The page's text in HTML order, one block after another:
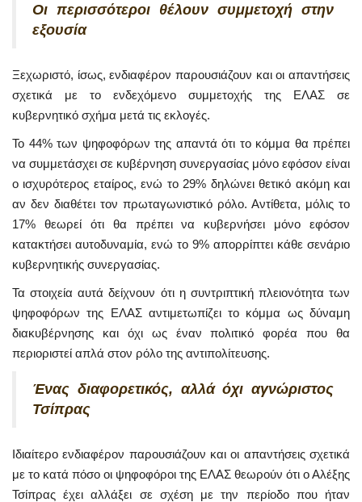
Οι περισσότεροι θέλουν συμμετοχή στην
εξουσία
Ξεχωριστό, ίσως, ενδιαφέρον παρουσιάζουν και οι απαντήσεις
σχετικά με το ενδεχόμενο συμμετοχής της ΕΛΑΣ σε
κυβερνητικό σχήμα μετά τις εκλογές.
Το 44% των ψηφοφόρων της απαντά ότι το κόμμα θα πρέπει
να συμμετάσχει σε κυβέρνηση συνεργασίας μόνο εφόσον είναι
ο ισχυρότερος εταίρος, ενώ το 29% δηλώνει θετικό ακόμη και
αν δεν διαθέτει τον πρωταγωνιστικό ρόλο. Αντίθετα, μόλις το
17% θεωρεί ότι θα πρέπει να κυβερνήσει μόνο εφόσον
κατακτήσει αυτοδυναμία, ενώ το 9% απορρίπτει κάθε σενάριο
κυβερνητικής συνεργασίας.
Τα στοιχεία αυτά δείχνουν ότι η συντριπτική πλειονότητα των
ψηφοφόρων της ΕΛΑΣ αντιμετωπίζει το κόμμα ως δύναμη
διακυβέρνησης και όχι ως έναν πολιτικό φορέα που θα
περιοριστεί απλά στον ρόλο της αντιπολίτευσης.
Ένας διαφορετικός, αλλά όχι αγνώριστος
Τσίπρας
Ιδιαίτερο ενδιαφέρον παρουσιάζουν και οι απαντήσεις σχετικά
με το κατά πόσο οι ψηφοφόροι της ΕΛΑΣ θεωρούν ότι ο Αλέξης
Τσίπρας έχει αλλάξει σε σχέση με την περίοδο που ήταν